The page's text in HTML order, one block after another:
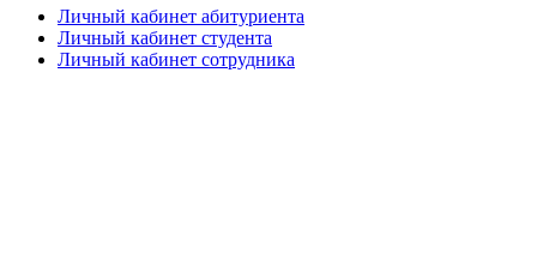
Личный кабинет абитуриента
Личный кабинет студента
Личный кабинет сотрудника